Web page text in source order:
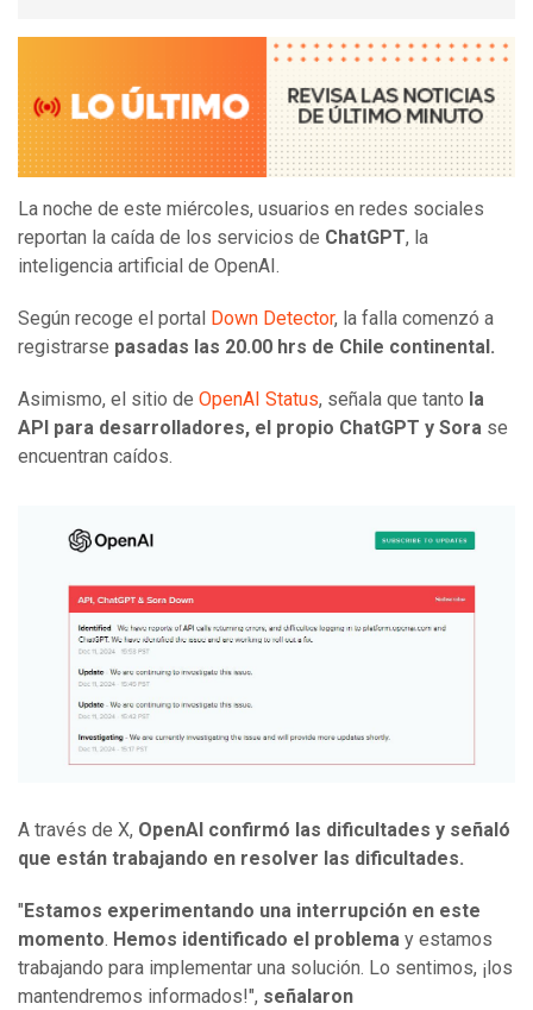
La noche de este miércoles, usuarios en redes sociales
reportan la caída de los servicios de ChatGPT, la
inteligencia artificial de OpenAI.
Según recoge el portal Down Detector, la falla comenzó a
registrarse pasadas las 20.00 hrs de Chile continental.
Asimismo, el sitio de OpenAI Status, señala que tanto la
API para desarrolladores, el propio ChatGPT y Sora se
encuentran caídos.
A través de X, OpenAI confirmó las dificultades y señaló
que están trabajando en resolver las dificultades.
" Estamos experimentando una interrupción en este
momento. Hemos identificado el problema y estamos
trabajando para implementar una solución. Lo sentimos, ¡los
mantendremos informados!", señalaron